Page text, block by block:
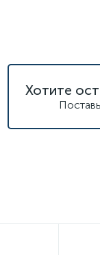
Хотите